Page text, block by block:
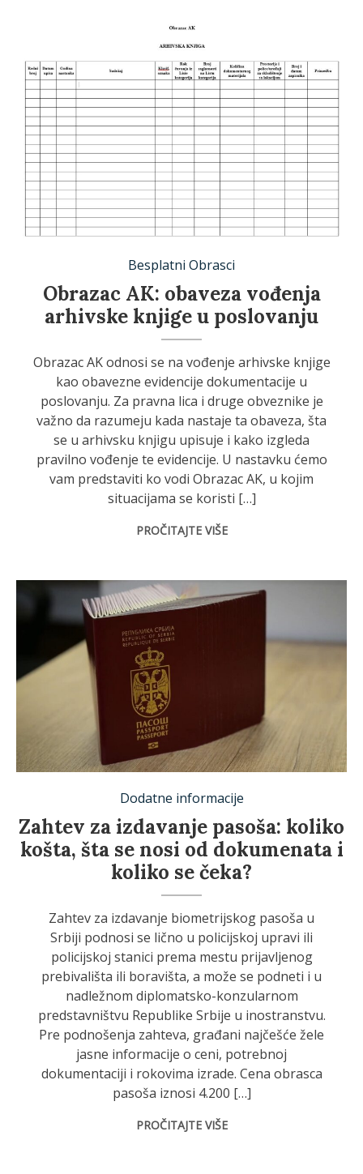
Besplatni Obrasci
Obrazac AK: obaveza vođenja
arhivske knjige u poslovanju
Obrazac AK odnosi se na vođenje arhivske knjige
kao obavezne evidencije dokumentacije u
poslovanju. Za pravna lica i druge obveznike je
važno da razumeju kada nastaje ta obaveza, šta
se u arhivsku knjigu upisuje i kako izgleda
pravilno vođenje te evidencije. U nastavku ćemo
vam predstaviti ko vodi Obrazac AK, u kojim
situacijama se koristi […]
PROČITAJTE VIŠE
Dodatne informacije
Zahtev za izdavanje pasoša: koliko
košta, šta se nosi od dokumenata i
koliko se čeka?
Zahtev za izdavanje biometrijskog pasoša u
Srbiji podnosi se lično u policijskoj upravi ili
policijskoj stanici prema mestu prijavljenog
prebivališta ili boravišta, a može se podneti i u
nadležnom diplomatsko-konzularnom
predstavništvu Republike Srbije u inostranstvu.
Pre podnošenja zahteva, građani najčešće žele
jasne informacije o ceni, potrebnoj
dokumentaciji i rokovima izrade. Cena obrasca
pasoša iznosi 4.200 […]
PROČITAJTE VIŠE